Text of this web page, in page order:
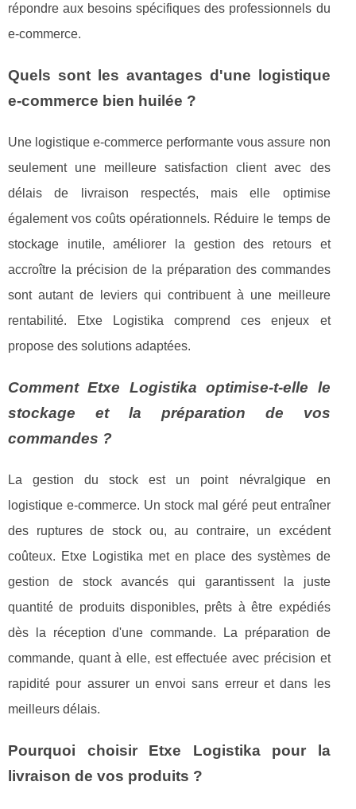
répondre aux besoins spécifiques des professionnels du
e-commerce.
Quels sont les avantages d'une logistique
e-commerce bien huilée ?
Une logistique e-commerce performante vous assure non
seulement une meilleure satisfaction client avec des
délais de livraison respectés, mais elle optimise
également vos coûts opérationnels. Réduire le temps de
stockage inutile, améliorer la gestion des retours et
accroître la précision de la préparation des commandes
sont autant de leviers qui contribuent à une meilleure
rentabilité. Etxe Logistika comprend ces enjeux et
propose des solutions adaptées.
Comment Etxe Logistika optimise-t-elle le
stockage et la préparation de vos
commandes ?
La gestion du stock est un point névralgique en
logistique e-commerce. Un stock mal géré peut entraîner
des ruptures de stock ou, au contraire, un excédent
coûteux. Etxe Logistika met en place des systèmes de
gestion de stock avancés qui garantissent la juste
quantité de produits disponibles, prêts à être expédiés
dès la réception d'une commande. La préparation de
commande, quant à elle, est effectuée avec précision et
rapidité pour assurer un envoi sans erreur et dans les
meilleurs délais.
Pourquoi choisir Etxe Logistika pour la
livraison de vos produits ?